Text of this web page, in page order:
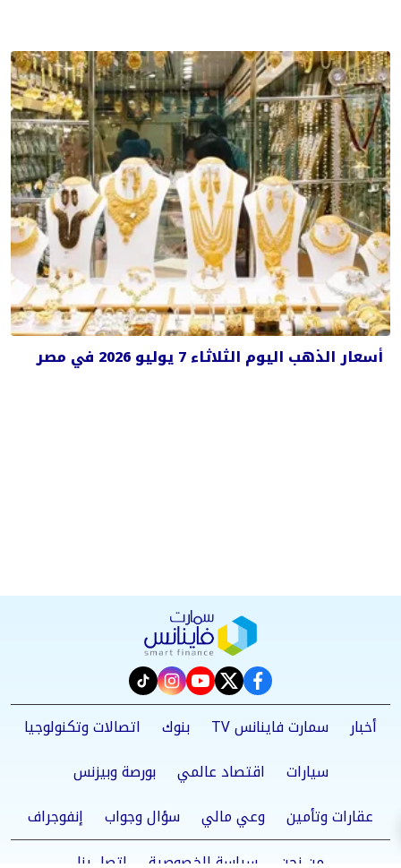
أسعار الذهب اليوم الثلاثاء 7 يوليو 2026 في مصر
facebook
twitter
youtube
instagram
tiktok
أخبار
سمارت فاينانس TV بنوك
اتصالات وتكنولوجيا
سيارات
اقتصاد عالمي
بورصة وبيزنس
عقارات وتأمين
وعي مالي سؤال وجواب
إنفوجراف
من نحن
سياسة الخصوصية اتصل بنا